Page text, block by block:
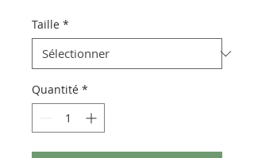
Taille *
Quantité *